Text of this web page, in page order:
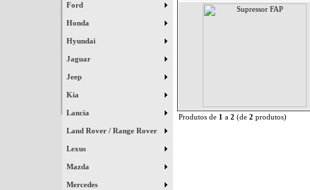
Ford
Honda
Hyundai
Jaguar
Jeep
Kia
Lancia
Land Rover / Range Rover
Lexus
Mazda
Mercedes
Produtos de 1 a 2 (de 2 produtos)